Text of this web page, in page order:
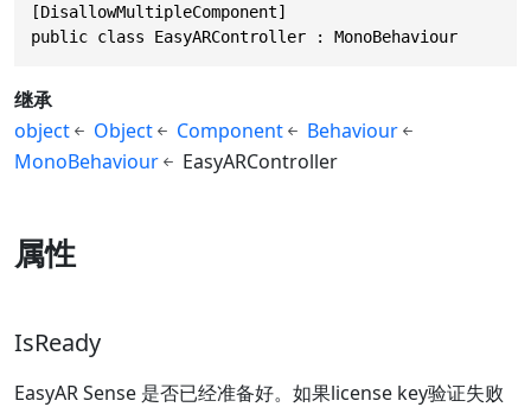
[DisallowMultipleComponent]
public class EasyARController : MonoBehaviour
继承
object
Object Component
Behaviour
MonoBehaviour
EasyARController
属性
IsReady
EasyAR Sense 是否已经准备好。如果license key验证失败